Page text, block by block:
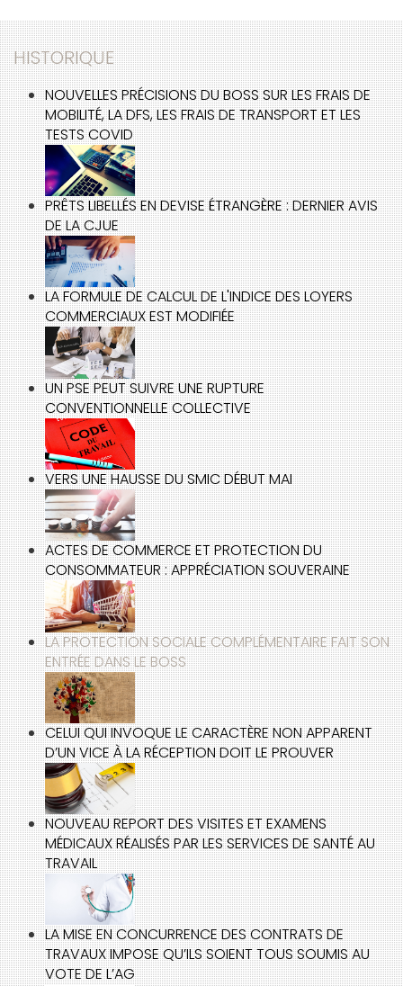
HISTORIQUE
NOUVELLES PRÉCISIONS DU BOSS SUR LES FRAIS DE
MOBILITÉ, LA DFS, LES FRAIS DE TRANSPORT ET LES
TESTS COVID
PRÊTS LIBELLÉS EN DEVISE ÉTRANGÈRE : DERNIER AVIS
DE LA CJUE
LA FORMULE DE CALCUL DE L'INDICE DES LOYERS
COMMERCIAUX EST MODIFIÉE
UN PSE PEUT SUIVRE UNE RUPTURE
CONVENTIONNELLE COLLECTIVE
VERS UNE HAUSSE DU SMIC DÉBUT MAI
ACTES DE COMMERCE ET PROTECTION DU
CONSOMMATEUR : APPRÉCIATION SOUVERAINE
LA PROTECTION SOCIALE COMPLÉMENTAIRE FAIT SON
ENTRÉE DANS LE BOSS
CELUI QUI INVOQUE LE CARACTÈRE NON APPARENT
D’UN VICE À LA RÉCEPTION DOIT LE PROUVER
NOUVEAU REPORT DES VISITES ET EXAMENS
MÉDICAUX RÉALISÉS PAR LES SERVICES DE SANTÉ AU
TRAVAIL
LA MISE EN CONCURRENCE DES CONTRATS DE
TRAVAUX IMPOSE QU’ILS SOIENT TOUS SOUMIS AU
VOTE DE L’AG